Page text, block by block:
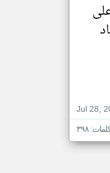
Jul 28,
٣٩٨